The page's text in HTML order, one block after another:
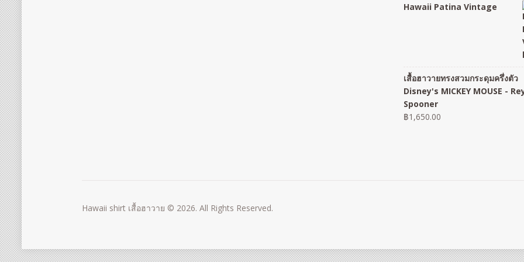
Hawaii Patina Vintage
เสื้อฮาวายทรงสวมกระดุมครึ่งตัว
Disney's MICKEY MOUSE -
Spooner
฿1,650.00
Hawaii shirt เสื้อฮาวาย © 2026. All Rights Reserved.